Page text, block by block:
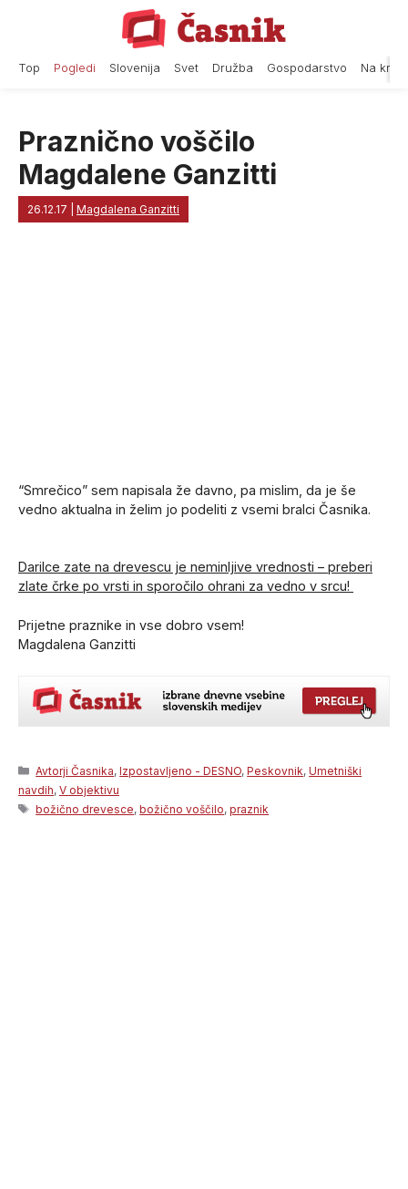
Top Pogledi Slovenija Svet Družba Gospodarstvo Na
Praznično voščilo
Magdalene Ganzitti
26.12.17 Magdalena Ganzitti
“Smrečico” sem napisala že davno, pa mislim, da je še
vedno aktualna in želim jo podeliti z vsemi bralci Časnika.
Darilce zate na drevescu je neminljive vrednosti – preberi
zlate črke po vrsti in sporočilo ohrani za vedno v srcu!
Prijetne praznike in vse dobro vsem!
Magdalena Ganzitti
Categories
Avtorji Časnika,Izpostavljeno - DESNO,Peskovnik,Umetniški
navdih, V objektivu
Tags
božično drevesce,božično voščilo,praznik